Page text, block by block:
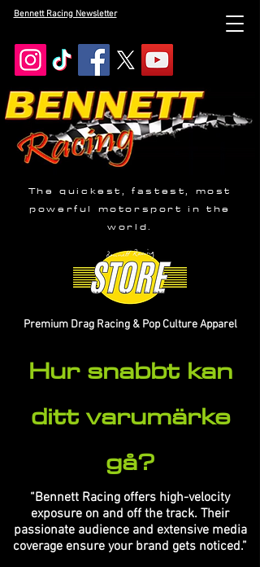
Bennett Racing Newsletter
The quickest, fastest, most
powerful motorsport in the
world.
Premium Drag Racing & Pop Culture Apparel
Hur snabbt kan
ditt varumärke
gå?
“Bennett Racing offers high-velocity
exposure on and off the track. Their
passionate audience and extensive media
coverage ensure your brand gets noticed.”